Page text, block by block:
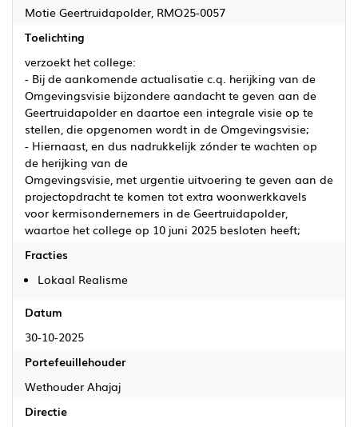
Motie Geertruidapolder, RMO25-0057
Toelichting
verzoekt het college:
- Bij de aankomende actualisatie c.q. herijking van de
Omgevingsvisie bijzondere aandacht te geven aan de
Geertruidapolder en daartoe een integrale visie op te
stellen, die opgenomen wordt in de Omgevingsvisie;
- Hiernaast, en dus nadrukkelijk zónder te wachten op
de herijking van de
Omgevingsvisie, met urgentie uitvoering te geven aan de
projectopdracht te komen tot extra woonwerkkavels
voor kermisondernemers in de Geertruidapolder,
waartoe het college op 10 juni 2025 besloten heeft;
Fracties
Lokaal Realisme
Datum
30-10-2025
Portefeuillehouder
Wethouder Ahajaj
Directie